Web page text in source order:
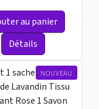
au panier
Détails
NOUVEAU